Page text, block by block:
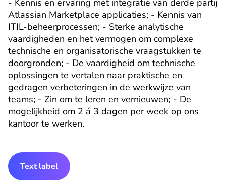
- Kennis en ervaring met integratie van derde partij
Atlassian Marketplace applicaties; - Kennis van
ITIL-beheerprocessen; - Sterke analytische
vaardigheden en het vermogen om complexe
technische en organisatorische vraagstukken te
doorgronden; - De vaardigheid om technische
oplossingen te vertalen naar praktische en
gedragen verbeteringen in de werkwijze van
teams; - Zin om te leren en vernieuwen; - De
mogelijkheid om 2 á 3 dagen per week op ons
kantoor te werken.
Text label